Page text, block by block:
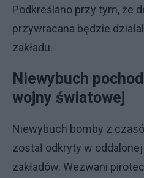
Podkreślano przy tym, że
przywracana będzie
zakładu.
Niewybuch
wojny światowej
Niewybuch bomby z
został odkryty w
zakładów. Wezwani